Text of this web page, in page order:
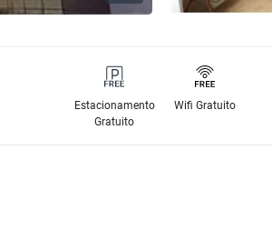
Estacionamento
Gratuito
Wifi Gratuito